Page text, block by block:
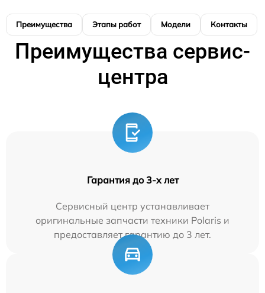
Преимущества Этапы работ Модели Контакты
Преимущества сервис-
центра
Гарантия до 3-х лет
Сервисный центр устанавливает
оригинальные запчасти техники Polaris и
предоставляет гарантию до 3 лет.